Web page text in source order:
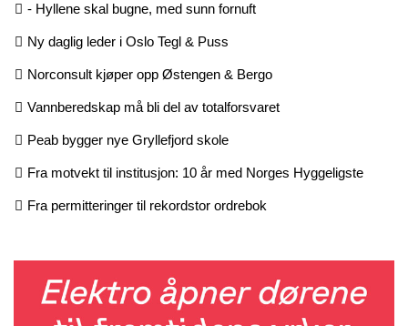
- Hyllene skal bugne, med sunn fornuft
Ny daglig leder i Oslo Tegl & Puss
Norconsult kjøper opp Østengen & Bergo
Vannberedskap må bli del av totalforsvaret
Peab bygger nye Gryllefjord skole
Fra motvekt til institusjon: 10 år med Norges Hyggeligste
Fra permitteringer til rekordstor ordrebok